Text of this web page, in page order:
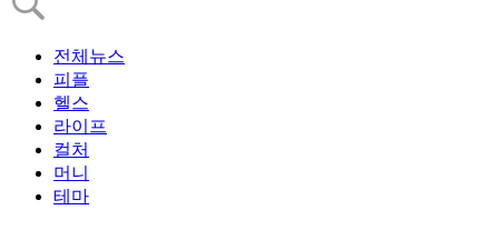
전체뉴스
피플
헬스
라이프
컬처
머니
테마